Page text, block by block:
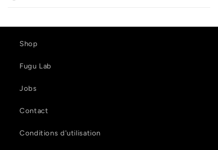
Shop
Fugu Lab
Jobs
Contact
Conditions d'utilisation